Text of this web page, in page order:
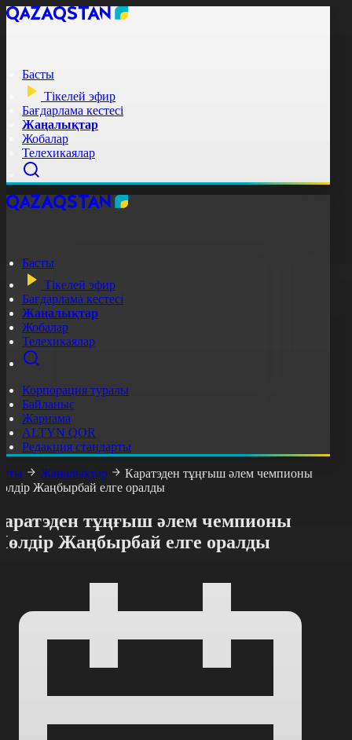
Басты
Тікелей эфир
Бағдарлама кестесі
Жаңалықтар
Жобалар
Телехикаялар
Басты
Тікелей эфир
Бағдарлама кестесі
Жаңалықтар
Жобалар
Телехикаялар
Корпорация туралы
Байланыс
Жарнама
ALTYN QOR
Редакция стандарты
Жаңалықтар
Каратэден тұңғыш әлем чемпионы
Жаңбырбай елге оралды
тұңғыш әлем чемпионы
Жаңбырбай елге оралды